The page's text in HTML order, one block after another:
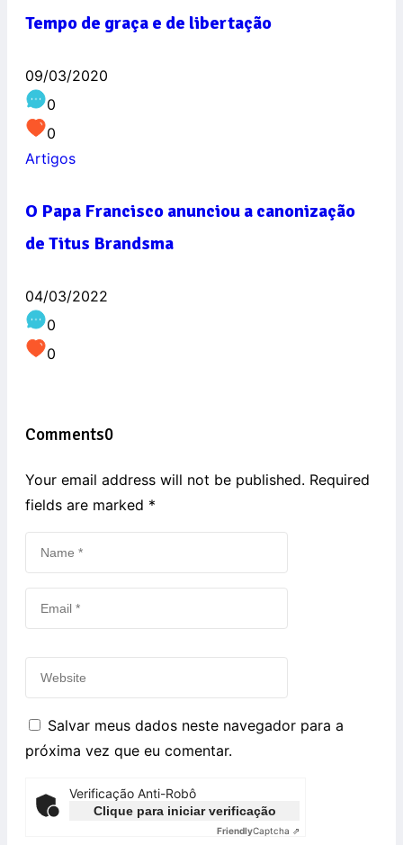
Tempo de graça e de libertação
09/03/2020
0
0
Artigos
O Papa Francisco anunciou a canonização
de Titus Brandsma
04/03/2022
0
0
Comments0
Your email address will not be published. Required
fields are marked *
Salvar meus dados neste navegador para a
próxima vez que eu comentar.
Verificação Anti-Robô
Clique para iniciar verificação
FriendlyCaptcha ⇗